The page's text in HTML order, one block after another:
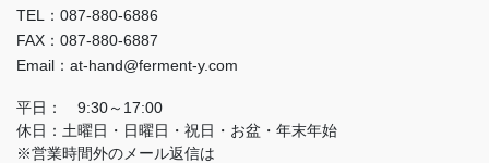
TEL：087-880-6886
FAX：087-880-6887
Email：at-hand@ferment-y.com
平日： 9:30～17:00
休日：土曜日・日曜日・祝日・お盆・年末年始
※営業時間外のメール返信は